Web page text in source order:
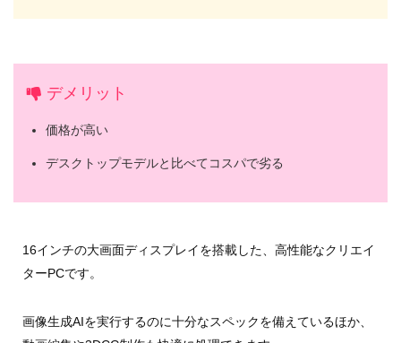
デメリット
価格が高い
デスクトップモデルと比べてコスパで劣る
16インチの大画面ディスプレイを搭載した、高性能なクリエイ
ターPCです。
画像生成AIを実行するのに十分なスペックを備えているほか、